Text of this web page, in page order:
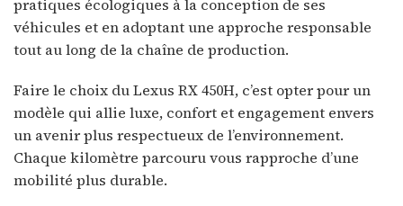
pratiques écologiques à la conception de ses
véhicules et en adoptant une approche responsable
tout au long de la chaîne de production.
Faire le choix du Lexus RX 450H, c’est opter pour un
modèle qui allie luxe, confort et engagement envers
un avenir plus respectueux de l’environnement.
Chaque kilomètre parcouru vous rapproche d’une
mobilité plus durable.